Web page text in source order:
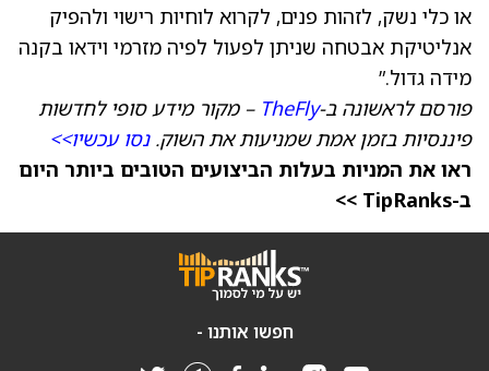
או כלי נשק, לזהות פנים, לקרוא לוחיות רישוי ולהפיק
אנליטיקת אבטחה שניתן לפעול לפיה מזרמי וידאו בקנה
מידה גדול.”
פורסם לראשונה ב-TheFly – מקור מידע סופי לחדשות
פיננסיות בזמן אמת שמניעות את השוק.נסו עכשיו>>
ראו את המניות בעלות הביצועים הטובים ביותר היום
ב-TipRanks >>
חפשו אותנו -